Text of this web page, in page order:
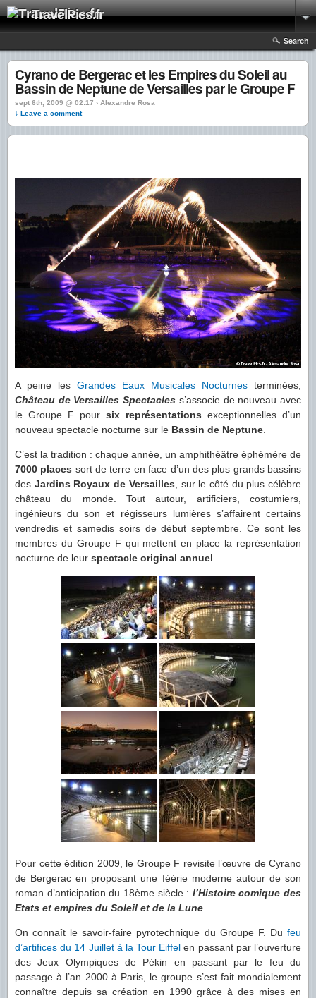
TravelPics.fr
Search
Cyrano de Bergerac et les Empires du Soleil au
Bassin de Neptune de Versailles par le Groupe F
sept 6th, 2009 @ 02:17 › Alexandre Rosa
↓ Leave a comment
A peine les Grandes Eaux Musicales Nocturnes terminées,
Château de Versailles Spectacles s’associe de nouveau avec
le Groupe F pour six représentations exceptionnelles d’un
nouveau spectacle nocturne sur le Bassin de Neptune
C’est la tradition : chaque année, un amphithéâtre éphémère de
7000 places sort de terre en face d’un des plus grands bassins
des Jardins Royaux de Versailles , sur le côté du plus célèbre
château du monde. Tout autour, artificiers, costumiers,
ingénieurs du son et régisseurs lumières s’affairent certains
vendredis et samedis soirs de début septembre. Ce sont les
membres du Groupe F qui mettent en place la représentation
nocturne de leur spectacle original annuel
Pour cette édition 2009, le Groupe F revisite l’œuvre de Cyrano
de Bergerac en proposant une féérie moderne autour de son
roman d’anticipation du 18ème siècle : l’Histoire comique des
Etats et empires du Soleil et de la Lune
On connaît le savoir-faire pyrotechnique du Groupe F. Du feu
d’artifices du 14 Juillet à la Tour Eiffel en passant par l’ouverture
des Jeux Olympiques de Pékin en passant par le feu du
passage à l’an 2000 à Paris, le groupe s’est fait mondialement
connaître depuis sa création en 1990 grâce à des mises en